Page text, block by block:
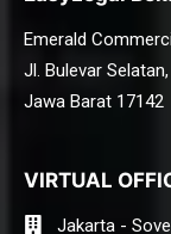
Emerald
Jl. Bulevar
Jawa Barat 17142
VIRTUAL
Jakarta -